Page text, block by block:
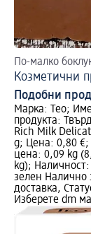
По-малко
Козметични
Подобни
Марка: Teo;
продукта:
Rich Milk
g; Цена: 0,80 €;
цена: 0,09 kg
kg); Наличност:
зелен Налично
доставка,
Изберете dm